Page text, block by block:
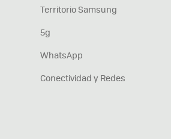
Territorio Samsung
5g
WhatsApp
Conectividad y Redes